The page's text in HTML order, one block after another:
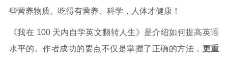
些营养物质。吃得有营养、科学，人体才健康！
《我在 100 天内自学英文翻转人生》是介绍如何提高英语
水平的。作者成功的要点不仅是掌握了正确的方法， 更重